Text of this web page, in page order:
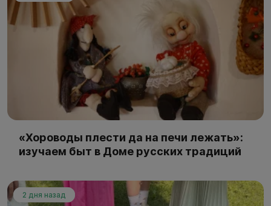
«Хороводы плести да на печи лежать»:
изучаем быт в Доме русских традиций
2 дня назад